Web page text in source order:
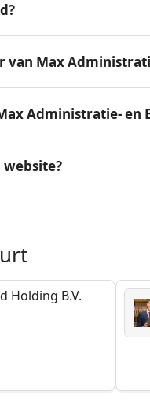
Max
Administratie- en
Holding B.V.